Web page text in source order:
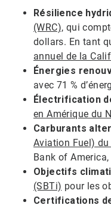
Résilience
(WRC), qui
dollars. En tant
annuel de la
Énergies
avec 71 %
Électrification
en Amérique du
Carburants
Aviation Fuel)
Bank of
Objectifs
(SBTi) pour les
Certifications